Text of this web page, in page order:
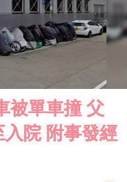
被單車撞 父
院 附事發經